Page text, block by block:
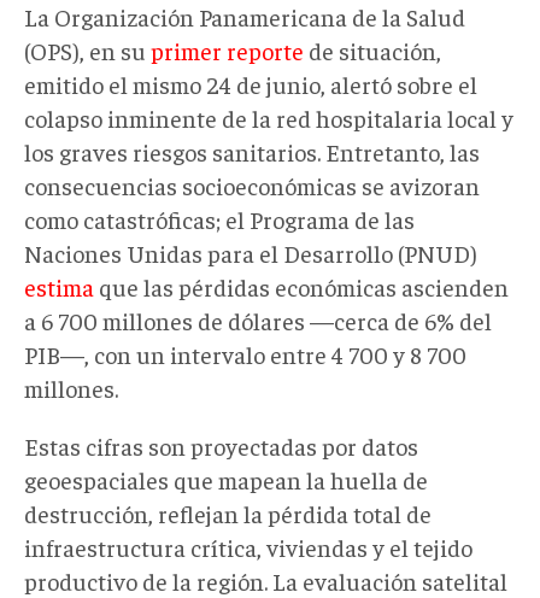
La Organización Panamericana de la Salud
(OPS), en su primer reporte de situación,
emitido el mismo 24 de junio, alertó sobre el
colapso inminente de la red hospitalaria local y
los graves riesgos sanitarios. Entretanto, las
consecuencias socioeconómicas se avizoran
como catastróficas; el Programa de las
Naciones Unidas para el Desarrollo (PNUD)
estima que las pérdidas económicas ascienden
a 6 700 millones de dólares —cerca de 6% del
PIB—, con un intervalo entre 4 700 y 8 700
millones.
Estas cifras son proyectadas por datos
geoespaciales que mapean la huella de
destrucción, reflejan la pérdida total de
infraestructura crítica, viviendas y el tejido
productivo de la región. La evaluación satelital